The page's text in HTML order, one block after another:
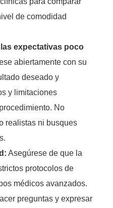
de comodidad
expectativas poco
abiertamente con su
deseado y
y limitaciones
No
realistas ni busques
Asegúrese de que la
protocolos de
médicos avanzados.
preguntas y expresar